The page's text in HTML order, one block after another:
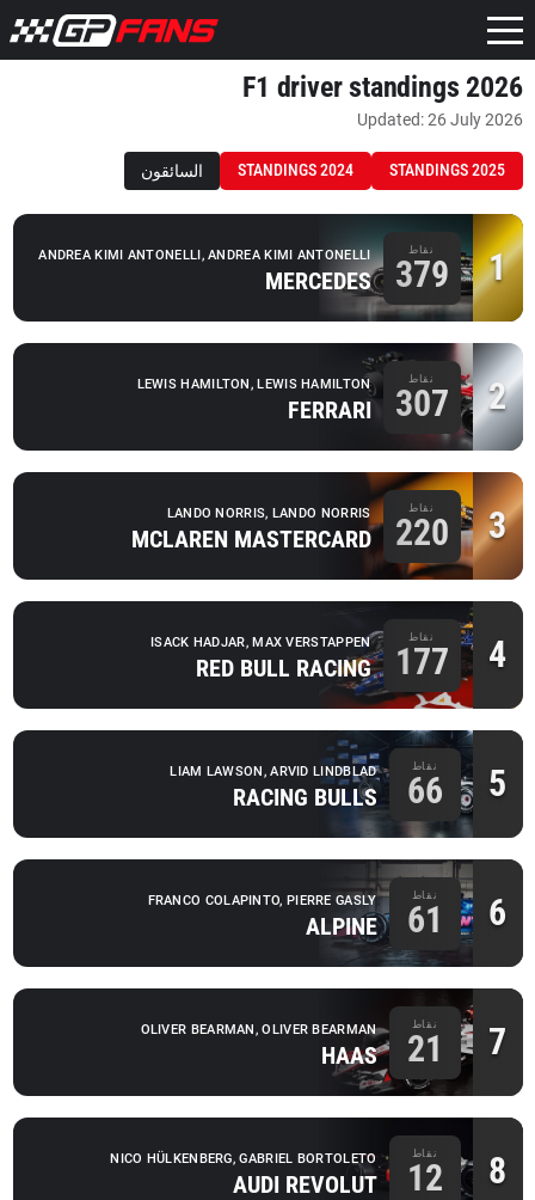
F1 driver standings 2026
Updated: 26 July 2026
STANDINGS 2025
STANDINGS 2024 السائقون
1 نقاط
379
ANDREA KIMI ANTONELLI, ANDREA KIMI ANTONELLI
MERCEDES
2 نقاط
307
LEWIS HAMILTON, LEWIS HAMILTON
FERRARI
3 نقاط
220
LANDO NORRIS, LANDO NORRIS
MCLAREN MASTERCARD
4 نقاط
177
ISACK HADJAR, MAX VERSTAPPEN
RED BULL RACING
5 نقاط
66
LIAM LAWSON, ARVID LINDBLAD
RACING BULLS
6 نقاط
61
FRANCO COLAPINTO, PIERRE GASLY
ALPINE
7 نقاط
21
OLIVER BEARMAN, OLIVER BEARMAN
HAAS
8 نقاط
12
NICO HÜLKENBERG, GABRIEL BORTOLETO
AUDI REVOLUT